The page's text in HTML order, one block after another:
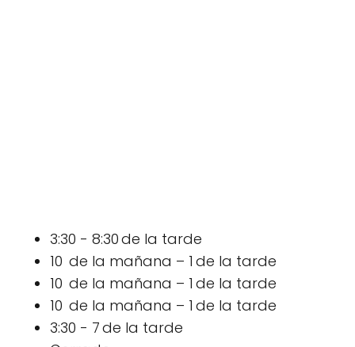
3:30 - 8:30 de la tarde
10 de la mañana – 1 de la tarde
10 de la mañana – 1 de la tarde
10 de la mañana – 1 de la tarde
3:30 - 7 de la tarde